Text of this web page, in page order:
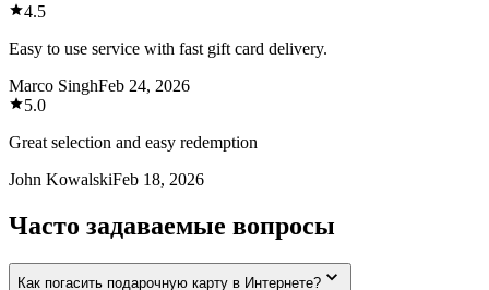
4.5
Easy to use service with fast gift card delivery.
Marco SinghFeb 24, 2026
5.0
Great selection and easy redemption
John KowalskiFeb 18, 2026
Часто задаваемые вопросы
Как погасить подарочную карту в Интернете?